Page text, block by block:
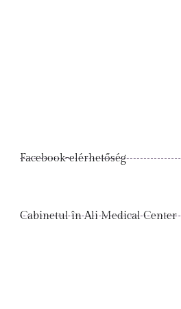
Facebook-elérhetőség
Cabinetul în Ali Medical Center